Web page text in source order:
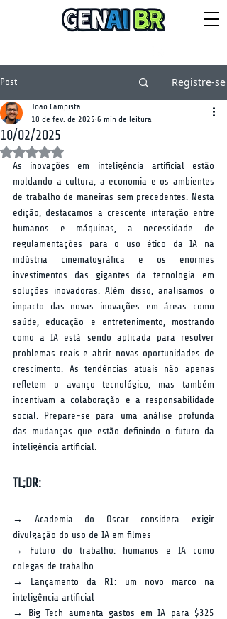
Post Registre-se
10/02/2025
João Campista
10 de fev. de 2025 6 min de leitura
Avaliado com NaN de 5 estrelas.
As inovações em inteligência artificial estão
moldando a cultura, a economia e os ambientes
de trabalho de maneiras sem precedentes. Nesta
edição, destacamos a crescente interação entre
humanos e máquinas, a necessidade de
regulamentações para o uso ético da IA na
indústria cinematográfica e os enormes
investimentos das gigantes da tecnologia em
soluções inovadoras. Além disso, analisamos o
impacto das novas inovações em áreas como
saúde, educação e entretenimento, mostrando
como a IA está sendo aplicada para resolver
problemas reais e abrir novas oportunidades de
crescimento. As tendências atuais não apenas
refletem o avanço tecnológico, mas também
incentivam a colaboração e a responsabilidade
social. Prepare-se para uma análise profunda
das mudanças que estão definindo o futuro da
inteligência artificial.
TL;DR:
→ Academia do Oscar considera exigir
divulgação do uso de IA em filmes
→ Futuro do trabalho: humanos e IA como
colegas de trabalho
→ Lançamento da R1: um novo marco na
inteligência artificial
→ Big Tech aumenta gastos em IA para $325